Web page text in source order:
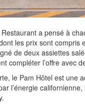
a pensé à
les prix sont compris
de deux assiettes
compléter l’offre avec
le Pam Hôtel est une
l’énergie